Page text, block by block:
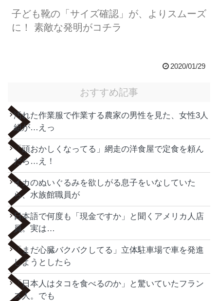
子ども靴の「サイズ確認」が、よりスムーズ
に！ 素敵な発明がコチラ
2020/01/29
おすすめ記事
汚れた作業服で作業する農家の男性を見た、女性3人
組が…えっ
「頭おかしくなってる」網走の洋食屋で定食を頼ん
だら…え！
イカのぬいぐるみを欲しがる息子をいなしていた
ら、水族館職員が
日本語で何度も「現金ですか」と聞くアメリカ人店
員。実は…
「まだ心臓バクバクしてる」立体駐車場で車を発進
しようとしたら
「日本人はタコを食べるのか」と驚いていたフラン
ス人。でも